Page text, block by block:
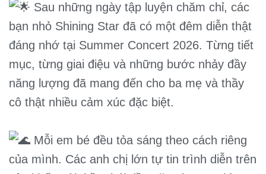
Sau những ngày tập luyện chăm chỉ, các
bạn nhỏ Shining Star đã có một đêm diễn thật
đáng nhớ tại Summer Concert 2026. Từng tiết
mục, từng giai điệu và những bước nhảy đầy
năng lượng đã mang đến cho ba mẹ và thầy
cô thật nhiều cảm xúc đặc biệt.
Mỗi em bé đều tỏa sáng theo cách riêng
của mình. Các anh chị lớn tự tin trình diễn trên